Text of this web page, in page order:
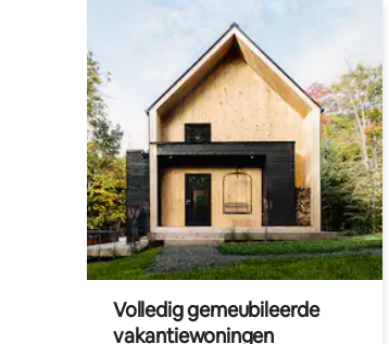
Volledig gemeubileerde
vakantiewoningen